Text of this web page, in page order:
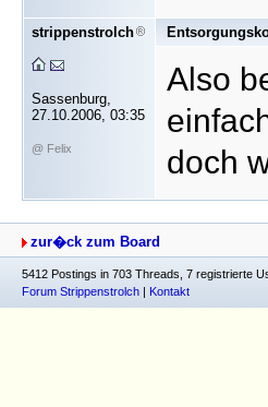
strippenstrolch
Sassenburg,
27.10.2006, 03:35
@ Felix
Also
doch
zur�ck zum Board
5412 Postings in 703 Threads, 7 registrierte
Forum Strippenstrolch | Kontakt